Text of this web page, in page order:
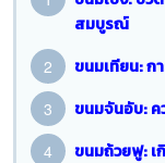
สมบูรณ์
ขนมเทียน: ก
ขนมจันอับ: ค
ขนมถ้วยฟู: เ